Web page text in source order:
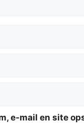
e-mail en site